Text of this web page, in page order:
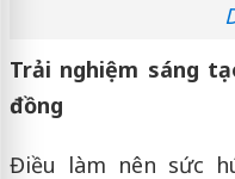
Trải nghiệm sáng
đồng
Điều làm nên sức